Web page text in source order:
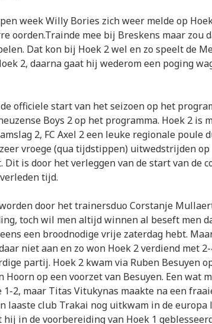
week Willy Bories zich weer melde op
oorden.Trainde mee bij Breskens maar zou
Dat kon bij Hoek 2 wel en zo speelt de
2, daarna gaat hij wederom een poging
officiele start van het seizoen op het
Boys 2 op het programma. Hoek 2 is
2, FC Axel 2 een leuke regionale poule
vroege (qua tijdstippen) uitwedstrijden op
Dit is door het verleggen van de start van de
tijd.
door het trainersduo Corstanje
toch wil men altijd winnen al beseft men
een broodnodige vrije zaterdag hebt.
niet aan en zo won Hoek 2 verdiend met
partij. Hoek 2 kwam via Ruben Besuyen
Hoorn op een voorzet van Besuyen. Een wat
2, maar Titas Vitukynas maakte na een
laaste club Trakai nog uitkwam in de europa
hij in de voorbereiding van Hoek 1